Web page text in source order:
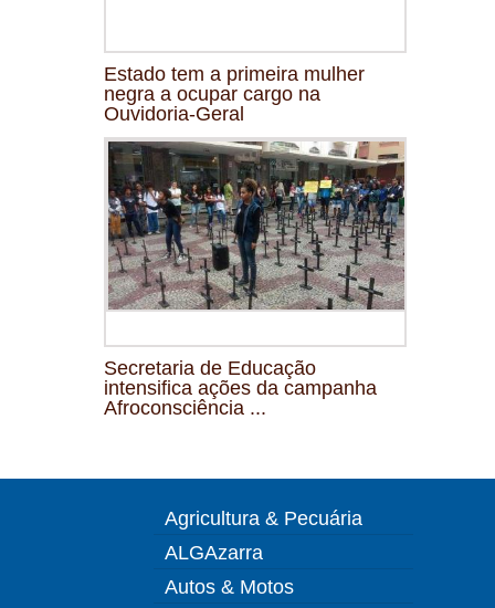
Estado tem a primeira mulher
negra a ocupar cargo na
Ouvidoria-Geral
Secretaria de Educação
intensifica ações da campanha
Afroconsciência ...
Agricultura & Pecuária
ALGAzarra
Autos & Motos